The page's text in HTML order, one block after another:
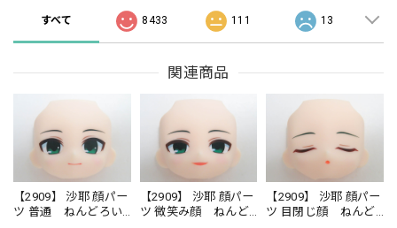
すべて 8433 111 13
関連商品
【2909】 沙耶 顔パー
ツ 普通 ねんどろい
【2909】 沙耶 顔パー
ツ 微笑み顔 ねんど
【2909】 沙耶 顔パー
ツ 目閉じ顔 ねんど